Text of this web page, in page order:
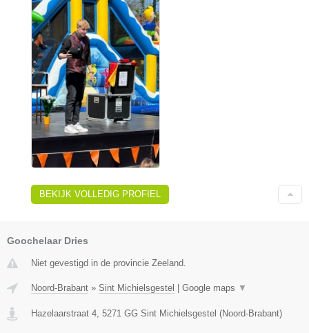
BEKIJK VOLLEDIG PROFIEL
Goochelaar Dries
Niet gevestigd in de provincie Zeeland.
Noord-Brabant » Sint Michielsgestel Google maps ▼
Hazelaarstraat 4, 5271 GG Sint Michielsgestel (Noord-Brabant)